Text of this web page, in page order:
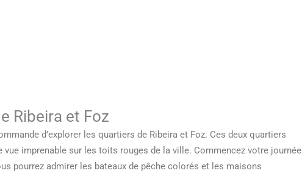
Ribeira et Foz
d’explorer les quartiers de Ribeira et Foz. Ces deux quartiers
imprenable sur les toits rouges de la ville. Commencez votre journée
pourrez admirer les bateaux de pêche colorés et les maisons